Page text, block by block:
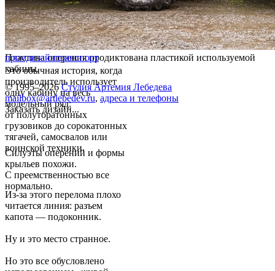
Пластика оперения продиктована пластикой используемой
кабины.
Это обычная история, когда
производитель использует
одну кабину на весь
модельный ряд:
от полуторатонных
грузовиков до сорокатонных
тягачей, самосвалов или
воинской техники.
Силуэты оперений и формы
крыльев похожи.
С преемственностью все
нормально.
Из-за этого перелома плохо
читается линия: разъем
капота — подоконник.
Ну и это место странное.
Но это все обусловлено
промдизайнтранспорт
© 1995–2026 Студия Артемия Лебедева
mailbox@artlebedev.ru, адреса и телефоны
Заказать дизайн...